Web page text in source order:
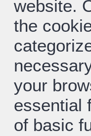
website.
the
your
essential
of basic